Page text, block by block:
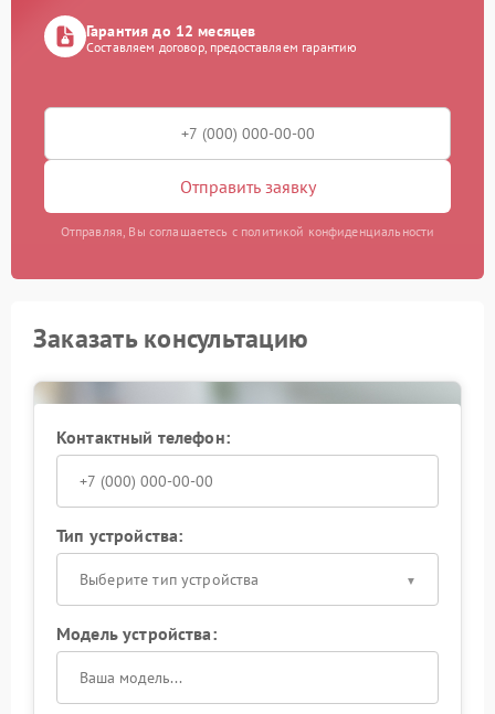
Гарантия до 12 месяцев
Составляем договор, предоставляем гарантию
Отправить заявку
Отправляя, Вы соглашаетесь с политикой конфиденциальности
Заказать консультацию
Контактный телефон:
Тип устройства:
Выберите тип устройства
Модель устройства: